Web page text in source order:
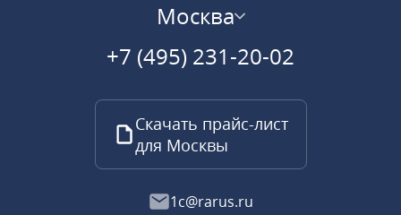
Москва
+7 (495) 231-20-02
Скачать прайс-лист
для Москвы
1c@rarus.ru